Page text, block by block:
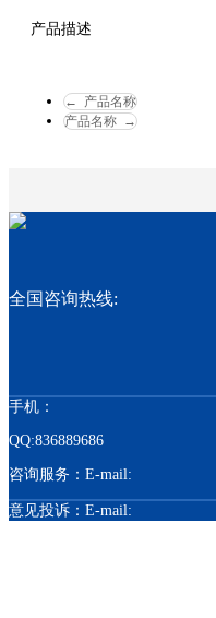
产品描述
← 产品名称
产品名称 →
全国咨询热线:
手机：
QQ:836889686
咨询服务：E-mail:
意见投诉：E-mail: